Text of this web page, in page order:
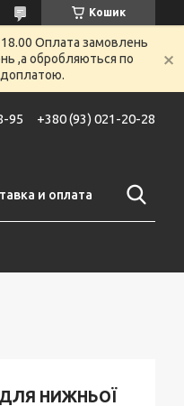
Кошик
18.00 Оплата замовлень
,а обробляються по
95 +380 (93) 021-20-28
и оплата
НИЖНЬОЇ